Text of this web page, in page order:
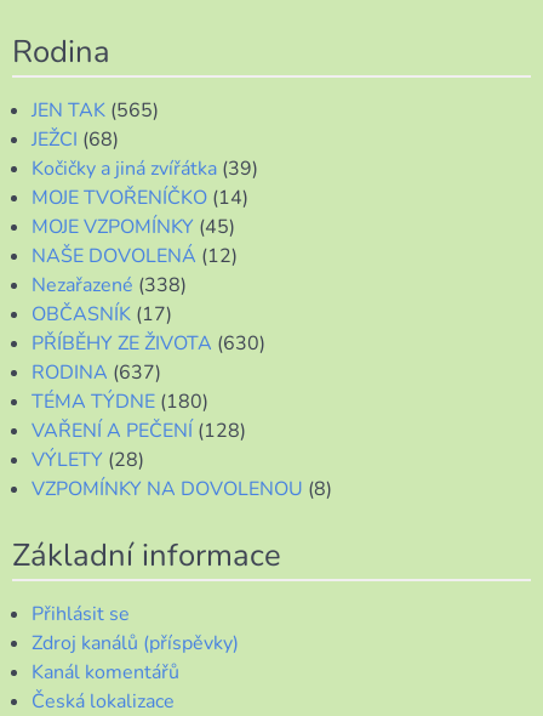
Rodina
JEN TAK (565)
JEŽCI (68)
Kočičky a jiná zvířátka (39)
MOJE TVOŘENÍČKO (14)
MOJE VZPOMÍNKY (45)
NAŠE DOVOLENÁ (12)
Nezařazené (338)
OBČASNÍK (17)
PŘÍBĚHY ZE ŽIVOTA (630)
RODINA (637)
TÉMA TÝDNE (180)
VAŘENÍ A PEČENÍ (128)
VÝLETY (28)
VZPOMÍNKY NA DOVOLENOU (8)
Základní informace
Přihlásit se
Zdroj kanálů (příspěvky)
Kanál komentářů
Česká lokalizace